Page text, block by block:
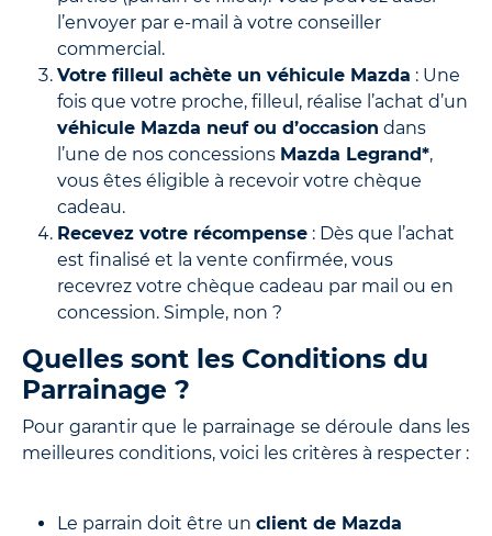
l’envoyer par e-mail à votre conseiller
commercial.
Votre filleul achète un véhicule Mazda : Une
fois que votre proche, filleul, réalise l’achat d’un
véhicule Mazda neuf ou d’occasion dans
l’une de nos concessions Mazda Legrand*,
vous êtes éligible à recevoir votre chèque
cadeau.
Recevez votre récompense : Dès que l’achat
est finalisé et la vente confirmée, vous
recevrez votre chèque cadeau par mail ou en
concession. Simple, non ?
Quelles sont les Conditions du
Parrainage ?
Pour garantir que le parrainage se déroule dans les
meilleures conditions, voici les critères à respecter :
Le parrain doit être un client de Mazda